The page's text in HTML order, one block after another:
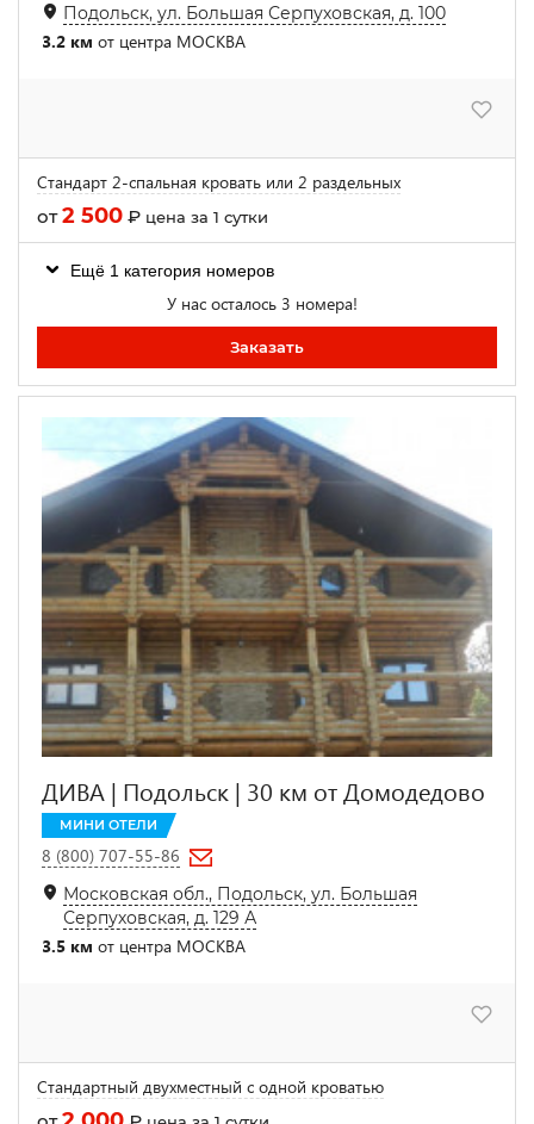
Подольск, ул. Большая Серпуховская, д. 100
3.2 км от центра МОСКВА
Стандарт 2-спальная кровать или 2 раздельных
от2 500 ₽ цена за 1 сутки
Ещё 1 категория номеров
У нас осталось 3 номера!
Заказать
ДИВА | Подольск | 30 км от Домодедово
МИНИ ОТЕЛИ
8 (800) 707-55-86
Московская обл., Подольск, ул. Большая
Серпуховская, д. 129 А
3.5 км от центра МОСКВА
Стандартный двухместный с одной кроватью